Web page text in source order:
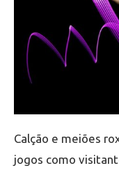
Calção e meiões
jogos como